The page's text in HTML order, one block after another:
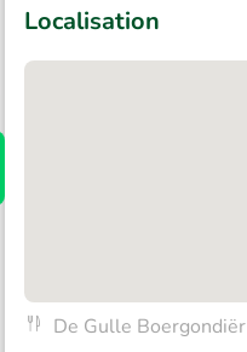
Localisation
De Gulle Boergondiër